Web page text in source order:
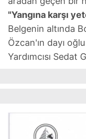
Sitemizde kendimize
kullanılmaktadır. Bu
verileriniz işlenmekte
toplumu hizmetlerinin
kullanılmaktadır.
Çerezlere ilişkin
vasıtasıyla
için Ayarlar butonuna
"Yangına karşı
Belgenin altında
Özcan'ın dayı
Yardımcısı Sedat